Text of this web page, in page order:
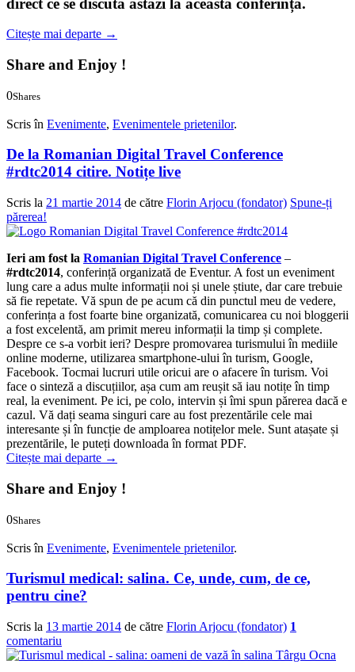
Citește mai departe →
Share and Enjoy !
0Shares
Scris în Evenimente, Evenimentele prietenilor.
De la Romanian Digital Travel Conference
#rdtc2014 citire. Notițe live
Scris la 21 martie 2014 de către Florin Arjocu (fondator) Spune-ți
părerea!
Ieri am fost la Romanian Digital Travel Conference –
#rdtc2014, conferință organizată de Eventur. A fost un eveniment
lung care a adus multe informații noi și unele știute, dar care trebuie
să fie repetate. Vă spun de pe acum că din punctul meu de vedere,
conferința a fost foarte bine organizată, comunicarea cu noi bloggerii
a fost excelentă, am primit mereu informații la timp și complete.
Despre ce s-a vorbit ieri? Despre promovarea turismului în mediile
online moderne, utilizarea smartphone-ului în turism, Google,
Facebook. Tocmai lucruri utile oricui are o afacere în turism. Voi
face o sinteză a discuțiilor, așa cum am reușit să iau notițe în timp
real, la eveniment. Pe ici, pe colo, intervin și îmi spun părerea dacă e
cazul. Vă dați seama singuri care au fost prezentările cele mai
interesante și în funcție de amploarea notițelor mele. Sunt atașate și
prezentările, le puteți downloada în format PDF.
Citește mai departe →
Share and Enjoy !
0Shares
Scris în Evenimente, Evenimentele prietenilor.
Turismul medical: salina. Ce, unde, cum, de ce,
pentru cine?
Scris la 13 martie 2014 de către Florin Arjocu (fondator) 1
comentariu